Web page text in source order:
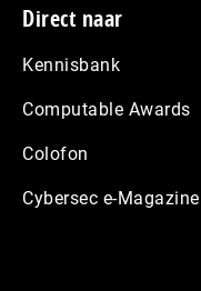
Footer
Direct naar
Kennisbank
Computable Awards
Colofon
Cybersec e-Magazine